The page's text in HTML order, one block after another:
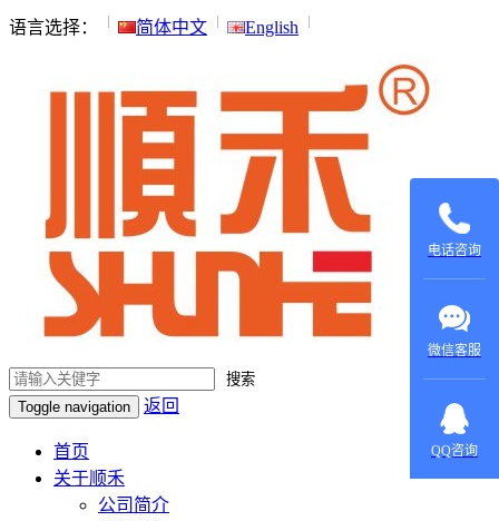
语言选择： 简体中文 English
搜索
Toggle navigation
返回
首页
关于顺禾
公司简介
电话咨询
微信客服
QQ咨询
在线咨
询：
420022879
在线咨